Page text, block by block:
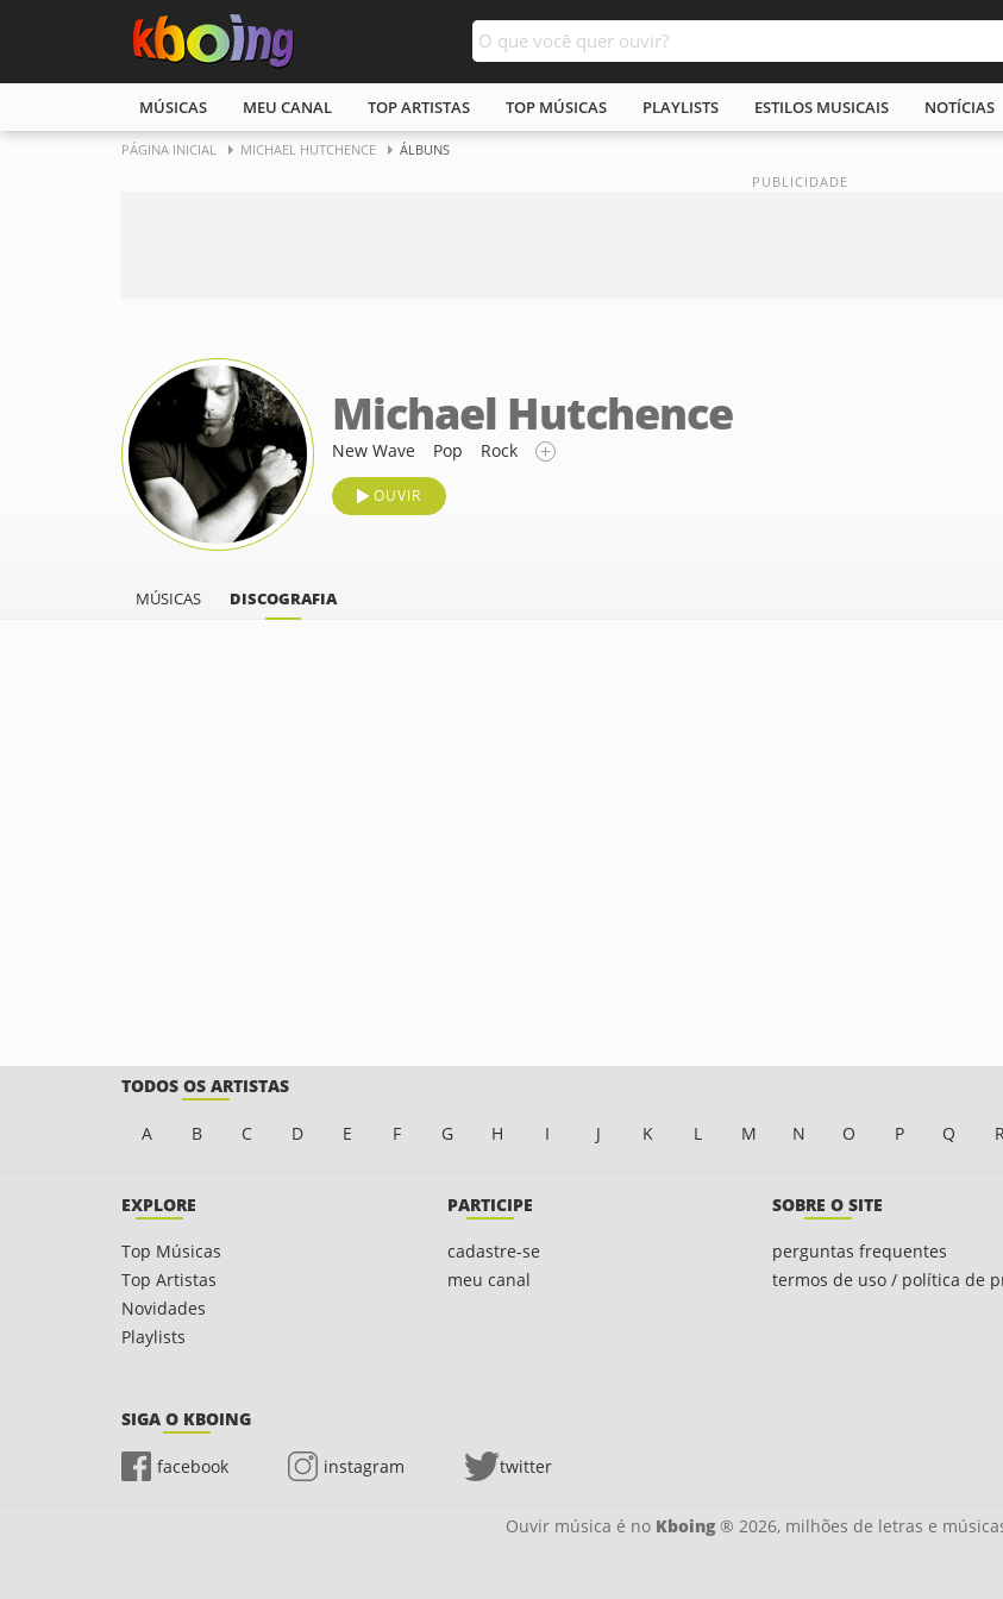
MÚSICAS MEU CANAL TOP ARTISTAS TOP MÚSICAS PLAYLISTS ESTILOS MUSICAIS NOTÍCIAS
PÁGINA INICIAL MICHAEL HUTCHENCE ÁLBUNS
Michael Hutchence
New Wave Pop Rock
OUVIR
MÚSICAS DISCOGRAFIA
TODOS OS ARTISTAS
A B C D E F G H I J K L M N O P Q
EXPLORE
Top Músicas
Top Artistas
Novidades
Playlists
PARTICIPE
cadastre-se
meu canal
SOBRE O SITE
perguntas frequentes
termos de uso / política de
SIGA O KBOING
facebook instagram twitter
Ouvir música é no Kboing® 2026, milhões de letras e